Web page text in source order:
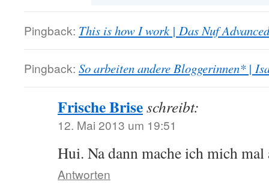
Pingback: This is how I work | Das Nuf Advanced
Pingback: So arbeiten andere Bloggerinnen* |
Frische Briseschreibt:
12. Mai 2013 um 19:51
Hui. Na dann mache ich mich
Antworten